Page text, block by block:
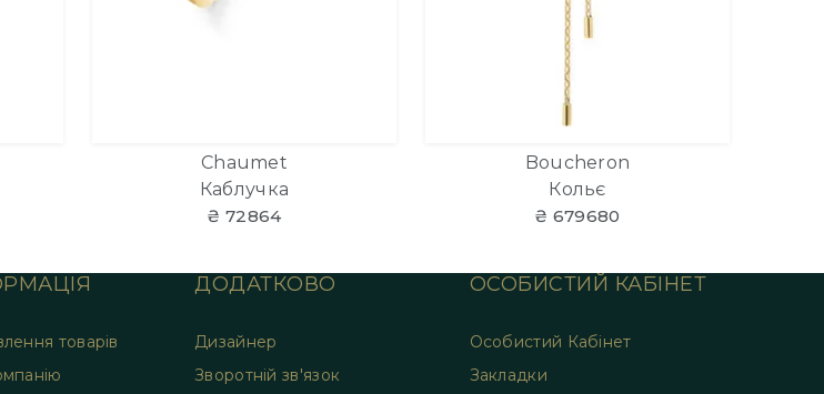
Chaumet
Каблучка
₴ 72864
Boucheron
Кольє
₴ 679680
товарів
ДОДАТКОВО
Дизайнер
Зворотній зв'язок
ОСОБИСТИЙ КАБІНЕТ
Особистий Кабінет
Закладки